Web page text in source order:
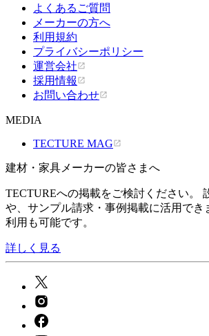
よくあるご質問
メーカーの方へ
利用規約
プライバシーポリシー
運営会社
採用情報
お問い合わせ
MEDIA
TECTURE MAG
建材・家具メーカーの皆さまへ
TECTUREへの掲載をご検討ください。
や、サンプル請求・事例掲載に活用でき
利用も可能です。
詳しく見る